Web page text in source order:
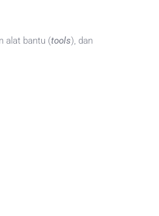
alat bantu (tools), dan